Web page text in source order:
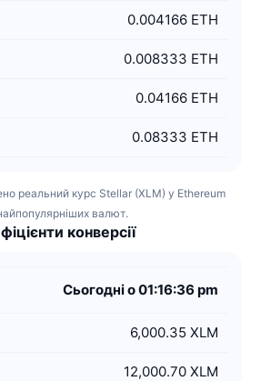
0.004166 ETH
0.008333 ETH
0.04166 ETH
0.08333 ETH
реальний курс Stellar (XLM) у Ethereum
валют.
конверсії
Сьогодні о 01:16:36 pm
6,000.35 XLM
12,000.70 XLM